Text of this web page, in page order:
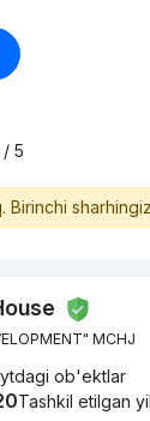
hududda
5
Birinchi
MCHJ
ob'ektlar
Tashkil etilgan